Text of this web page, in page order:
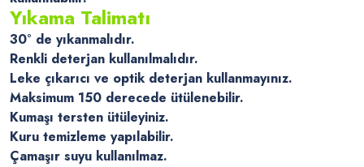
Yıkama Talimatı
30° de yıkanmalıdır.
Renkli deterjan kullanılmalıdır.
Leke çıkarıcı ve optik deterjan kullanmayınız.
Maksimum 150 derecede ütülenebilir.
Kumaşı tersten ütüleyiniz.
Kuru temizleme yapılabilir.
Çamaşır suyu kullanılmaz.